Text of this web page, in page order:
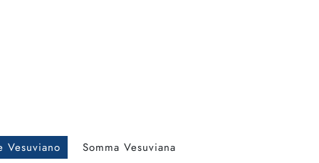
Vesuviano Somma Vesuviana